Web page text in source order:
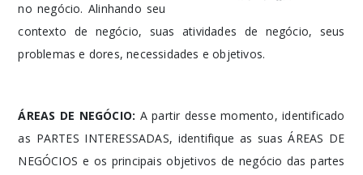
no negócio. Alinhando seu
contexto de negócio, suas atividades de negócio, seus
problemas e dores, necessidades e objetivos.
ÁREAS DE NEGÓCIO: A partir desse momento, identificado
as PARTES INTERESSADAS, identifique as suas ÁREAS DE
NEGÓCIOS e os principais objetivos de negócio das partes